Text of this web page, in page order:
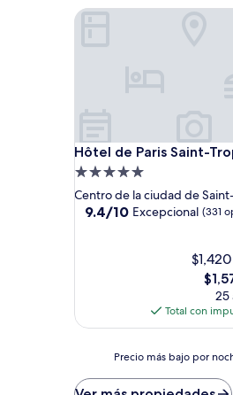
Hôtel de Paris Saint-
Hôtel de Paris Saint-
Propiedad
de
5.0
Centro de la ciudad de
9.4
9.4/10 Excepcional (331
El
es
25
Total con
Hôtel de Paris Saint-
bajo
Precio más bajo por